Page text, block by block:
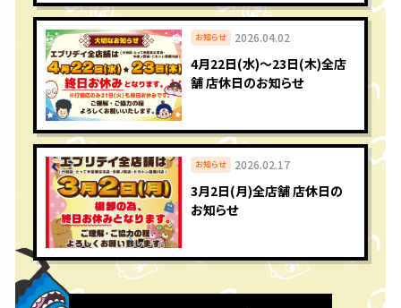
お知らせ
4月22日(水)〜23日(木)全店
舗 店休日のお知らせ
2026.04.02
お知らせ
3月2日(月)全店舗 店休日の
お知らせ
2026.02.17